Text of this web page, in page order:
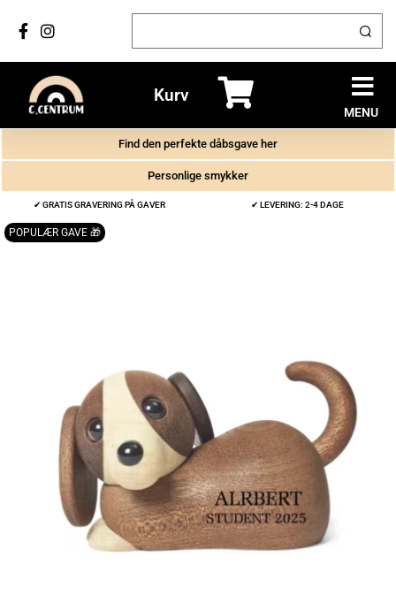
Kurv
MENU
Find den perfekte dåbsgave her
Personlige smykker
✔ GRATIS GRAVERING PÅ GAVER ✔ LEVERING: 2-4 DAGE
POPULÆR GAVE 🎁